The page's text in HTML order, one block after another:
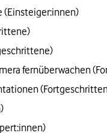
(Einsteiger:innen)
fernüberwachen